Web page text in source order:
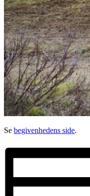
Se begivenhedens side.